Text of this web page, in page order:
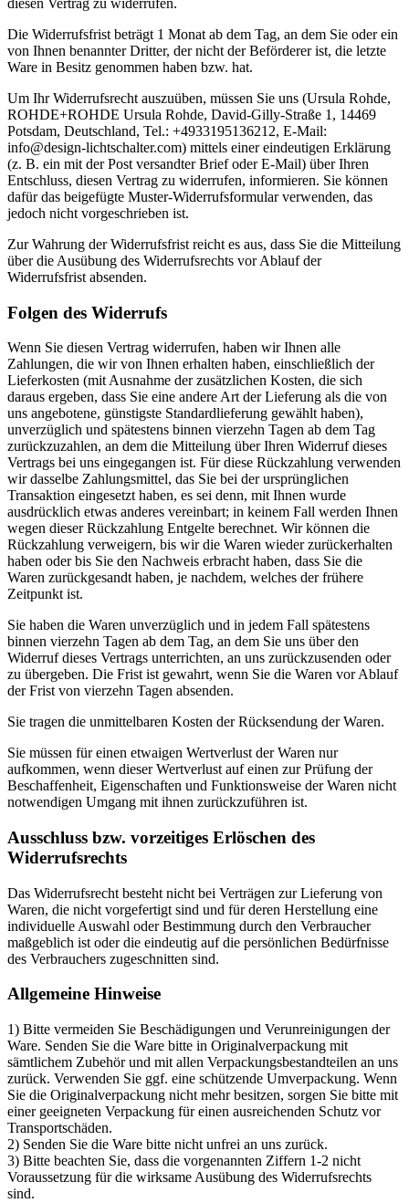
Die Widerrufsfrist beträgt 1 Monat ab dem Tag, an dem Sie oder ein
von Ihnen benannter Dritter, der nicht der Beförderer ist, die letzte
Ware in Besitz genommen haben bzw. hat.
Um Ihr Widerrufsrecht auszuüben, müssen Sie uns (Ursula Rohde,
ROHDE+ROHDE Ursula Rohde, David-Gilly-Straße 1, 14469
Potsdam, Deutschland, Tel.: +4933195136212, E-Mail:
info@design-lichtschalter.com) mittels einer eindeutigen Erklärung
(z. B. ein mit der Post versandter Brief oder E-Mail) über Ihren
Entschluss, diesen Vertrag zu widerrufen, informieren. Sie können
dafür das beigefügte Muster-Widerrufsformular verwenden, das
jedoch nicht vorgeschrieben ist.
Zur Wahrung der Widerrufsfrist reicht es aus, dass Sie die Mitteilung
über die Ausübung des Widerrufsrechts vor Ablauf der
Widerrufsfrist absenden.
Folgen des Widerrufs
Wenn Sie diesen Vertrag widerrufen, haben wir Ihnen alle
Zahlungen, die wir von Ihnen erhalten haben, einschließlich der
Lieferkosten (mit Ausnahme der zusätzlichen Kosten, die sich
daraus ergeben, dass Sie eine andere Art der Lieferung als die von
uns angebotene, günstigste Standardlieferung gewählt haben),
unverzüglich und spätestens binnen vierzehn Tagen ab dem Tag
zurückzuzahlen, an dem die Mitteilung über Ihren Widerruf dieses
Vertrags bei uns eingegangen ist. Für diese Rückzahlung verwenden
wir dasselbe Zahlungsmittel, das Sie bei der ursprünglichen
Transaktion eingesetzt haben, es sei denn, mit Ihnen wurde
ausdrücklich etwas anderes vereinbart; in keinem Fall werden Ihnen
wegen dieser Rückzahlung Entgelte berechnet. Wir können die
Rückzahlung verweigern, bis wir die Waren wieder zurückerhalten
haben oder bis Sie den Nachweis erbracht haben, dass Sie die
Waren zurückgesandt haben, je nachdem, welches der frühere
Zeitpunkt ist.
Sie haben die Waren unverzüglich und in jedem Fall spätestens
binnen vierzehn Tagen ab dem Tag, an dem Sie uns über den
Widerruf dieses Vertrags unterrichten, an uns zurückzusenden oder
zu übergeben. Die Frist ist gewahrt, wenn Sie die Waren vor Ablauf
der Frist von vierzehn Tagen absenden.
Sie tragen die unmittelbaren Kosten der Rücksendung der Waren.
Sie müssen für einen etwaigen Wertverlust der Waren nur
aufkommen, wenn dieser Wertverlust auf einen zur Prüfung der
Beschaffenheit, Eigenschaften und Funktionsweise der Waren nicht
notwendigen Umgang mit ihnen zurückzuführen ist.
Ausschluss bzw. vorzeitiges Erlöschen des
Widerrufsrechts
Das Widerrufsrecht besteht nicht bei Verträgen zur Lieferung von
Waren, die nicht vorgefertigt sind und für deren Herstellung eine
individuelle Auswahl oder Bestimmung durch den Verbraucher
maßgeblich ist oder die eindeutig auf die persönlichen Bedürfnisse
des Verbrauchers zugeschnitten sind.
Allgemeine Hinweise
1) Bitte vermeiden Sie Beschädigungen und Verunreinigungen der
Ware. Senden Sie die Ware bitte in Originalverpackung mit
sämtlichem Zubehör und mit allen Verpackungsbestandteilen an uns
zurück. Verwenden Sie ggf. eine schützende Umverpackung. Wenn
Sie die Originalverpackung nicht mehr besitzen, sorgen Sie bitte mit
einer geeigneten Verpackung für einen ausreichenden Schutz vor
Transportschäden.
2) Senden Sie die Ware bitte nicht unfrei an uns zurück.
3) Bitte beachten Sie, dass die vorgenannten Ziffern 1-2 nicht
Voraussetzung für die wirksame Ausübung des Widerrufsrechts
sind.